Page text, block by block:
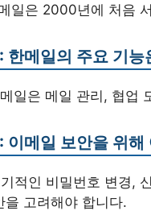
일은 2000년에 처음
한메일의 주요 기능
일은 메일 관리, 협업
이메일 보안을 위해
적인 비밀번호 변경,
을 고려해야 합니다.